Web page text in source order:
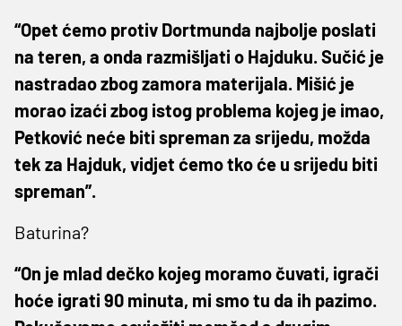
“Opet ćemo protiv Dortmunda najbolje poslati
na teren, a onda razmišljati o Hajduku. Sučić je
nastradao zbog zamora materijala. Mišić je
morao izaći zbog istog problema kojeg je imao,
Petković neće biti spreman za srijedu, možda
tek za Hajduk, vidjet ćemo tko će u srijedu biti
spreman”.
Baturina?
“On je mlad dečko kojeg moramo čuvati, igrači
hoće igrati 90 minuta, mi smo tu da ih pazimo.